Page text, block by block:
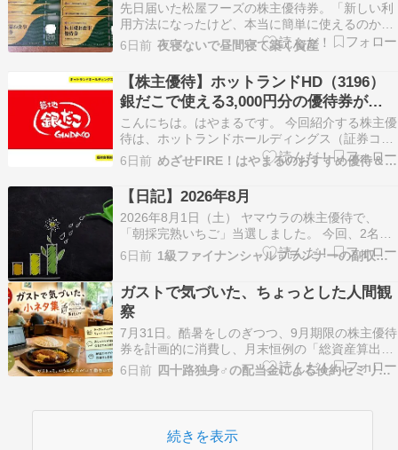
先日届いた松屋フーズの株主優待券。「新しい利
用方法になったけど、本当に簡単に使えるのか
な？」 そんな不安を抱えつつ、実際に使ってきま
した！ 結論から言うと… めちゃくちゃ簡単でし
た。 今回は実際の利用方法と、使ってみて気づい
た注意点をご紹介します！ 券売機でラクラク注
文！ お店…
6日前 夜寝ないで昼間寝て築く資産
【株主優待】ホットランドHD（3196）
銀だこで使える3,000円分の優待券がも
らえる！
こんにちは。はやまるです。 今回紹介する株主優
待は、ホットランドホールディングス（証券コー
ド:3196）です。 ホットランドホールディングス
とは？ ホットランドホールディングスは、日本の
食品業界で広く知られる企業です。 レストラン業
務や食品製造を行っており、特に「築地銀だこ」
な…
6日前 めざせFIRE！はやまるのおすすめ優待＆高配当株
【日記】2026年8月
2026年8月1日（土） ヤマウラの株主優待で、
「朝採完熟いちご」当選しました。 今回、2名義
申し込みをして、両方とも当選です。 こんなこと
もあるのですね。 ここの苺は絶品なので、すごく
うれしいです。 ▼以前もらった苺です 昨年は4名
義ともハズレて、かんてんぱぱ×4でした… ち…
6日前 1級ファイナンシャルプランナーの副収入と節約
ガストで気づいた、ちょっとした人間観
察
7月31日。酷暑をしのぎつつ、9月期限の株主優待
券を計画的に消費し、月末恒例の「総資産算出」
という名のノマドワークをするため、いつものよ
うにガストへ行ってきました。今回は、そのとき
トドリンクバー100円クーポンの謎まず驚いたの
が、セット…
6日前 四十路独身♂の配当金による倹約セミリタイア生活
続きを表示